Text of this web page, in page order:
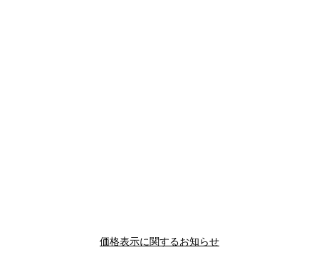
価格表示に関するお知らせ